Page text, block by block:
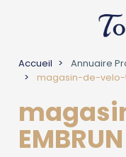
Accueil Annuaire
magasin-de-velo-
EMBRUN